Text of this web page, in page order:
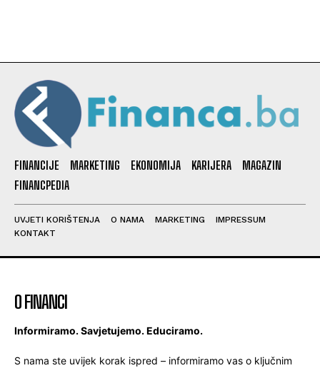
FINANCIJE MARKETING EKONOMIJA KARIJERA
MAGAZIN
FINANCPEDIA
UVJETI KORIŠTENJA O NAMA MARKETING
IMPRESSUM
KONTAKT
O FINANCI
Informiramo. Savjetujemo. Educiramo.
S nama ste uvijek korak ispred – informiramo vas o ključnim